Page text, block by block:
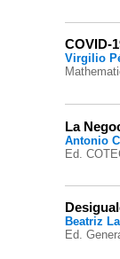
COVID-
Virgilio
La
Antonio
Ed.
Beatriz
Ed.